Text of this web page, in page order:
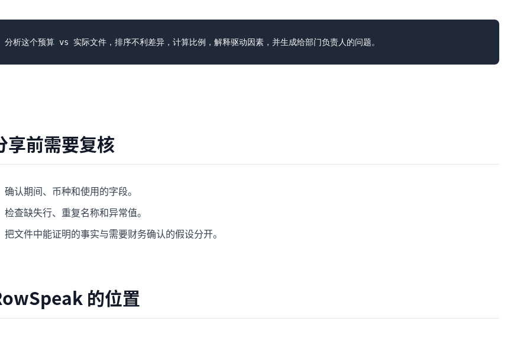
享前需要复核
确认期间、币种和使用的字段。
检查缺失行、重复名称和异常值。
把文件中能证明的事实与需要财务确认的假设分开。
的位置